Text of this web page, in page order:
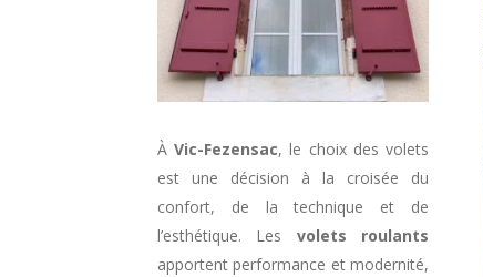
ÀVic-Fezensac, le choix des volets
est une décision à la croisée du
confort, de la technique et de
l’esthétique. Les volets roulants
apportent performance et modernité,